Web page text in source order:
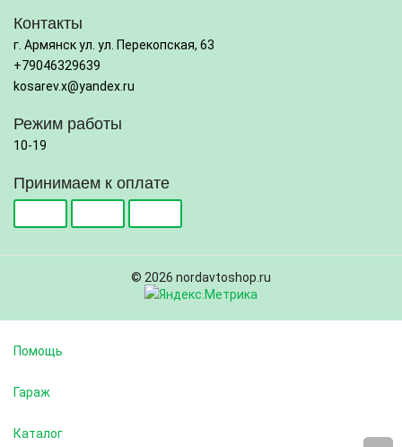
Контакты
г. Армянск ул. ул. Перекопская, 63
+79046329639
kosarev.x@yandex.ru
Режим работы
10-19
Принимаем к оплате
© 2026 nordavtoshop.ru
Помощь
Гараж
Каталог